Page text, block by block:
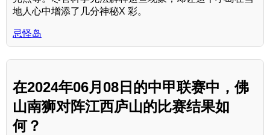
地人心中增添了几分神秘X 彩。
忌怪岛
在2024年06月08日的中甲联赛中，佛
山南狮对阵江西庐山的比赛结果如
何？